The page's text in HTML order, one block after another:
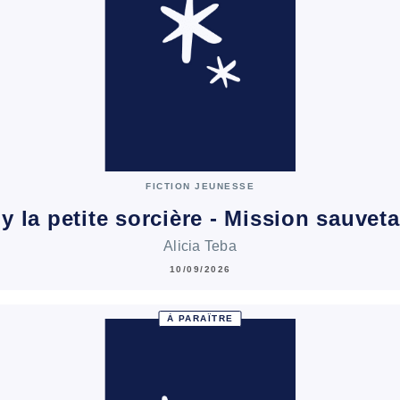
FICTION JEUNESSE
la petite sorcière - Mission
Alicia Teba
10/09/2026
À PARAÎTRE